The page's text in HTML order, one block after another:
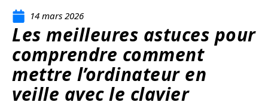
14 mars 2026
Les meilleures astuces pour
comprendre comment
mettre l’ordinateur en
veille avec le clavier